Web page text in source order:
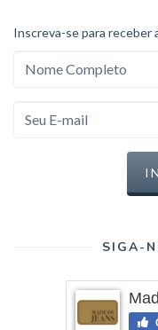
Inscreva-se para receber
SIGA-